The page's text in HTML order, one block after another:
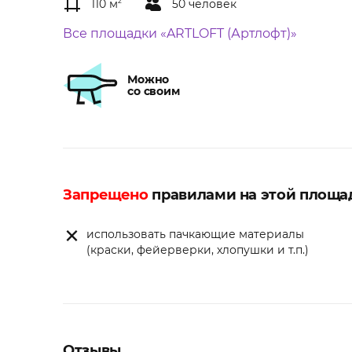
110 м 50 человек
Все площадки «ARTLOFT (Артлофт)»
Можно
со своим
Запрещеноправилами на этой
использовать пачкающие материалы
(краски, фейерверки, хлопушки и т.п.)